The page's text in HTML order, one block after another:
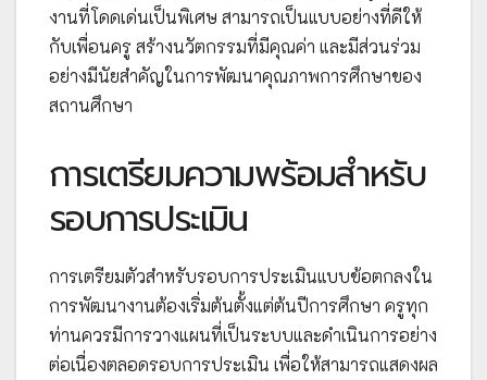
งานที่โดดเด่นเป็นพิเศษ สามารถเป็นแบบอย่างที่ดีให้
กับเพื่อนครู สร้างนวัตกรรมที่มีคุณค่า และมีส่วนร่วม
อย่างมีนัยสำคัญในการพัฒนาคุณภาพการศึกษาของ
สถานศึกษา
การเตรียมความพร้อมสำหรับ
รอบการประเมิน
การเตรียมตัวสำหรับรอบการประเมินแบบข้อตกลงใน
การพัฒนางานต้องเริ่มต้นตั้งแต่ต้นปีการศึกษา ครูทุก
ท่านควรมีการวางแผนที่เป็นระบบและดำเนินการอย่าง
ต่อเนื่องตลอดรอบการประเมิน เพื่อให้สามารถแสดงผล